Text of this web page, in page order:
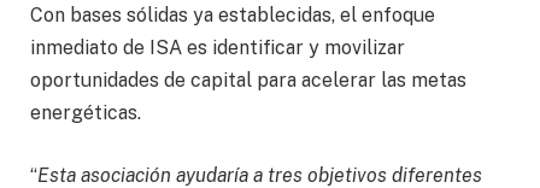
Con bases sólidas ya establecidas, el enfoque
inmediato de ISA es identificar y movilizar
oportunidades de capital para acelerar las metas
energéticas.
“Esta asociación ayudaría a tres objetivos diferentes